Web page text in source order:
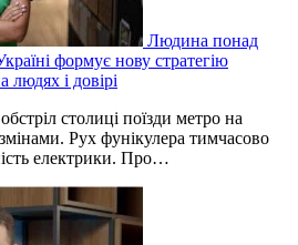
Людина понад
формує нову стратегію
людях і довірі
столиці поїзди метро на
змінами. Рух фунікулера тимчасово
електрики. Про…